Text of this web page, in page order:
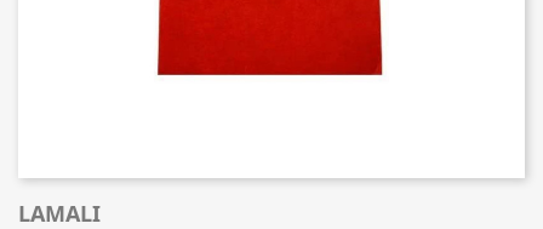
LAMALI